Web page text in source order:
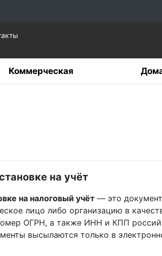
Коммерческая
на учёт
на налоговый учёт — это
лицо либо организацию в
ОГРН, а также ИНН и КПП
высылаются только в